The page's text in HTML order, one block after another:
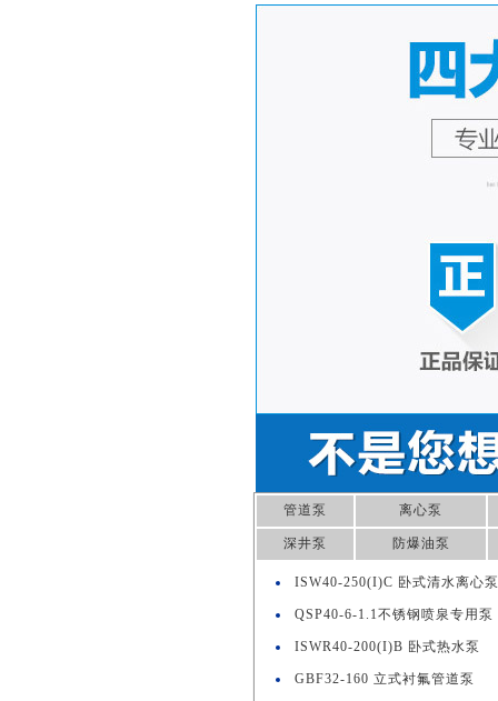
管道泵 离心泵
深井泵 防爆油泵
ISW40-250(I)C 卧式清水离心泵
QSP40-6-1.1不锈钢喷泉专用泵
ISWR40-200(I)B 卧式热水泵
GBF32-160 立式衬氟管道泵